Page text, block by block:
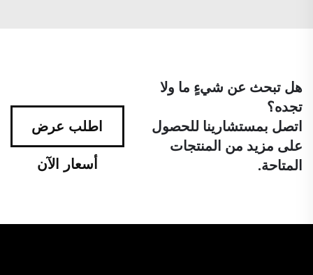
هل تبحث عن شيءٍ ما ولا
تجده؟
اتصل بمستشارينا للحصول
على مزيد من المنتجات
المتاحة.
اطلب عرض
أسعار الآن